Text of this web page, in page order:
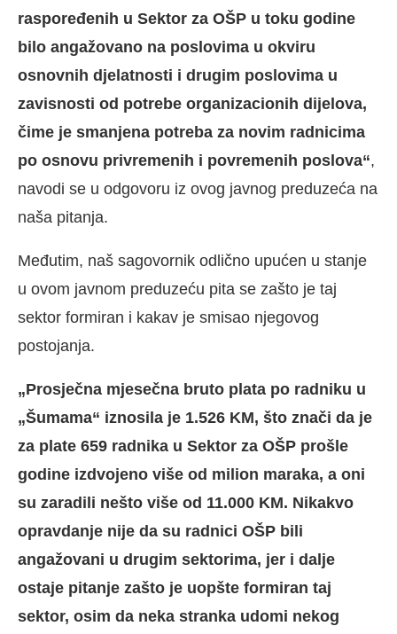
raspoređenih u Sektor za OŠP u toku godine
bilo angažovano na poslovima u okviru
osnovnih djelatnosti i drugim poslovima u
zavisnosti od potrebe organizacionih dijelova,
čime je smanjena potreba za novim radnicima
po osnovu privremenih i povremenih poslova“,
navodi se u odgovoru iz ovog javnog preduzeća na
naša pitanja.
Međutim, naš sagovornik odlično upućen u stanje
u ovom javnom preduzeću pita se zašto je taj
sektor formiran i kakav je smisao njegovog
postojanja.
„Prosječna mjesečna bruto plata po radniku u
„Šumama“ iznosila je 1.526 KM, što znači da je
za plate 659 radnika u Sektor za OŠP prošle
godine izdvojeno više od milion maraka, a oni
su zaradili nešto više od 11.000 KM. Nikakvo
opravdanje nije da su radnici OŠP bili
angažovani u drugim sektorima, jer i dalje
ostaje pitanje zašto je uopšte formiran taj
sektor, osim da neka stranka udomi nekog